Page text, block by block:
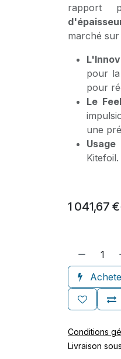
rapport
marché
pour
pour
Le
une
Usage
Kitefoil.
1 041,67 €
Conditions
Livraison